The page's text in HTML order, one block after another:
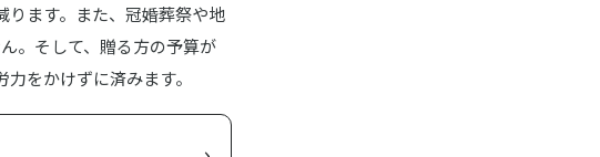
ります。また、冠婚葬祭や地
。そして、贈る方の予算が
をかけずに済みます。